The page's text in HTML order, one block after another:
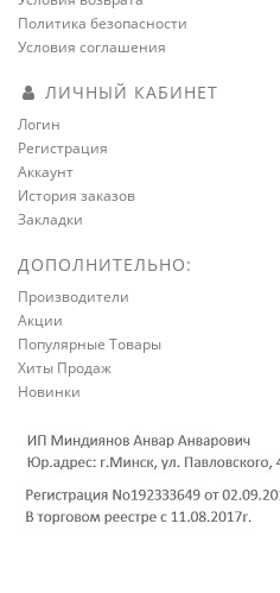
Политика безопасности
Условия соглашения
ЛИЧНЫЙ КАБИНЕТ
Логин
Регистрация
Аккаунт
История заказов
Закладки
ДОПОЛНИТЕЛЬНО:
Производители
Акции
Популярные Товары
Хиты Продаж
Новинки